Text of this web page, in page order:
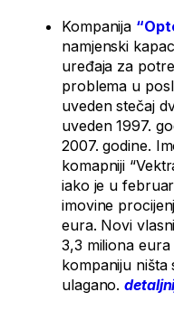
Kompanija “
namjenski
uređaja za
problema u
uveden stečaj
uveden 1997.
2007. godine.
komapniji
iako je u
imovine
eura. Novi
3,3 miliona
kompaniju ništa
ulagano.